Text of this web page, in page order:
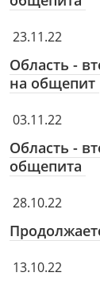
23.11.22
Область -
на общепит
03.11.22
Область -
общепита
28.10.22
13.10.22